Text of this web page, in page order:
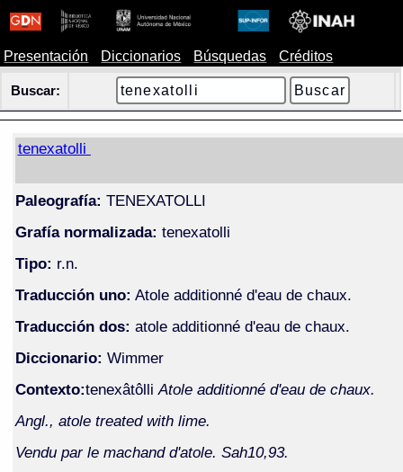
Presentación Diccionarios Búsquedas Créditos
Buscar:
tenexatolli
Paleografía: TENEXATOLLI
Grafía normalizada: tenexatolli
Tipo: r.n.
Traducción uno: Atole additionné d'eau de chaux.
Traducción dos: atole additionné d'eau de chaux.
Diccionario: Wimmer
Contexto:tenexâtôlli Atole additionné d'eau de chaux.
Angl., atole treated with lime.
Vendu par le machand d'atole. Sah10,93.